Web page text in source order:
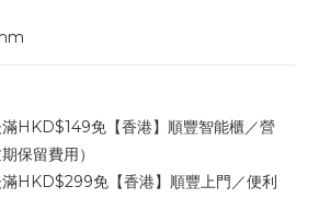
HKD$149免【香港】順豐智能櫃／營
保留費用）
HKD$299免【香港】順豐上門／便利